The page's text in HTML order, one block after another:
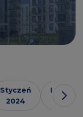
Styczeń
2024
2023